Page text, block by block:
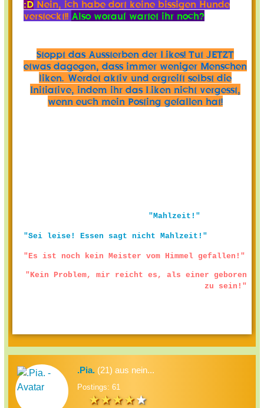
:D Nein, ich habe dort keine bissigen Hunde
versteckt!! Also worauf wartet ihr noch?
Stoppt das Aussterben der Likes! Tut JETZT
etwas dagegen, dass immer weniger Menschen
liken. Werdet aktiv und ergreift selbst die
Initiative, indem ihr das Liken nicht vergesst,
wenn euch mein Posting gefallen hat!
"Mahlzeit!"
"Sei leise! Essen sagt nicht Mahlzeit!"
"Es ist noch kein Meister vom Himmel gefallen!"
"Kein Problem, mir reicht es, als einer geboren
zu sein!"
.Pia. (21) aus nein...
Postings: 61